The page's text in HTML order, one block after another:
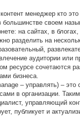
менеджер кто
большинстве своем
на сайтах, в
разделить на
аудитории или
ресурсе сочетаются
бизнеса.
– управлять) – это
в организации.
управляющий
публикует и